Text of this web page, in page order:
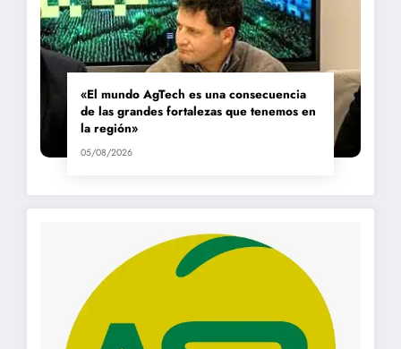
«El mundo AgTech es una consecuencia
de las grandes fortalezas que tenemos en
la región»
05/08/2026